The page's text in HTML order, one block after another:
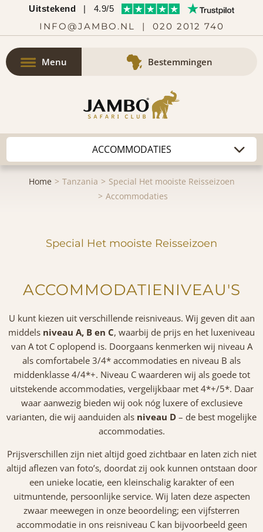
Uitstekend | 4.9/5
INFO@JAMBO.NL | 020 2012 740
Menu Bestemmingen
Home Tanzania
Special Het mooiste Reisseizoen
Accommodaties
Special Het mooiste Reisseizoen
ACCOMMODATIENIVEAU'S
U kunt kiezen uit verschillende reisniveaus. Wij geven dit aan
middels niveau A, B en C, waarbij de prijs en het luxeniveau
van A tot C oplopend is. Doorgaans kenmerken wij niveau A
als comfortabele 3/4* accommodaties en niveau B als
middenklasse 4/4*+. Niveau C waarderen wij als goede tot
uitstekende accommodaties, vergelijkbaar met 4*+/5*. Daar
waar aanwezig bieden wij ook nóg luxere of exclusieve
varianten, die wij aanduiden als niveau D – de best mogelijke
accommodaties.
Prijsverschillen zijn niet altijd goed zichtbaar en laten zich niet
altijd aflezen van foto’s, doordat zij ook kunnen ontstaan door
een unieke locatie, een kleinschalig karakter of een
uitmuntende, persoonlijke service. Wij laten deze aspecten
zwaar meewegen in onze beoordeling; een vijfsterren
accommodatie in ons reisniveau C kan bijvoorbeeld geen